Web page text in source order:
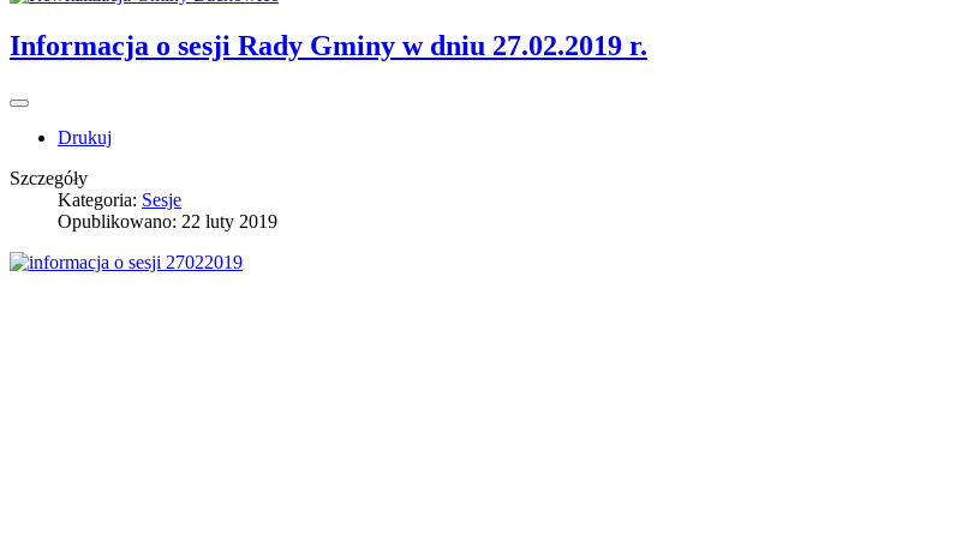
Informacja o sesji Rady Gminy w dniu 27.02.2019 r.
Drukuj
Szczegóły
Kategoria: Sesje
Opublikowano: 22 luty 2019